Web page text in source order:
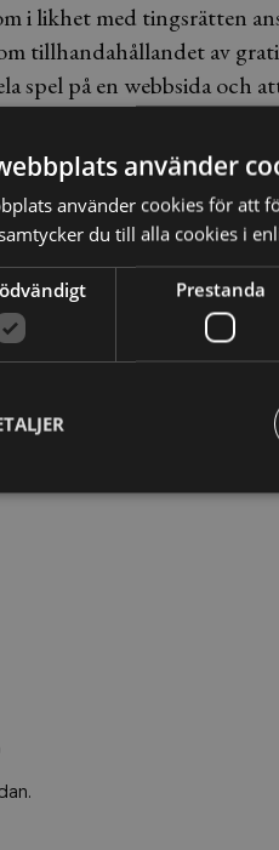
i likhet med tingsrätten
tillhandahållandet av
spel på en webbsida och
i likhet med
på sin dator och även
mellan spelaren och
använder
använder cookies för att
du till alla cookies i
Prestanda